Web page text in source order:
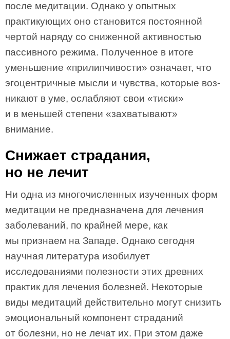
после медитации. Однако у опытных
практикующих оно становится постоянной
чертой наряду со сниженной активностью
пассивного режима. Полученное в итоге
уменьшение «прилипчивости» означает, что
эгоцентричные мысли и чувства, которые воз-
никают в уме, ослабляют свои «тиски»
и в меньшей степени «захватывают»
внимание.
Снижает страдания,
но не лечит
Ни одна из многочисленных изученных форм
медитации не предназначена для лечения
заболеваний, по крайней мере, как
мы признаем на Западе. Однако сегодня
научная литература изобилует
исследованиями полезности этих древних
практик для лечения болезней. Некоторые
виды медитаций действительно могут снизить
эмоциональный компонент страданий
от болезни, но не лечат их. При этом даже